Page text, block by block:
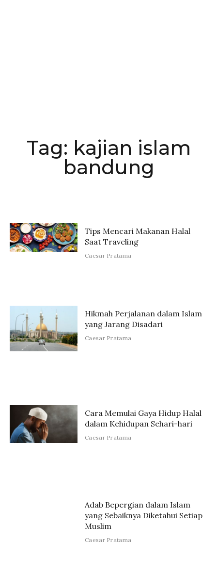
Tag: kajian islam
bandung
Tips Mencari Makanan Halal
Saat Traveling
Caesar Pratama
Hikmah Perjalanan dalam Islam
yang Jarang Disadari
Caesar Pratama
Cara Memulai Gaya Hidup Halal
dalam Kehidupan Sehari-hari
Caesar Pratama
Adab Bepergian dalam Islam
yang Sebaiknya Diketahui Setiap
Muslim
Caesar Pratama